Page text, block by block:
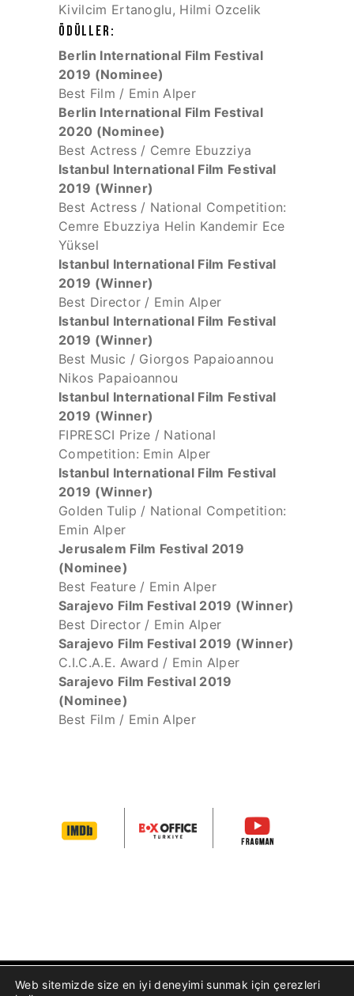
Kivilcim Ertanoglu, Hilmi Ozcelik
ÖDÜLLER:
Berlin International Film Festival
2019 (Nominee)
Best Film / Emin Alper
Berlin International Film Festival
2020 (Nominee)
Best Actress / Cemre Ebuzziya
Istanbul International Film Festival
2019 (Winner)
Best Actress / National Competition:
Cemre Ebuzziya Helin Kandemir Ece
Yüksel
Istanbul International Film Festival
2019 (Winner)
Best Director / Emin Alper
Istanbul International Film Festival
2019 (Winner)
Best Music / Giorgos Papaioannou
Nikos Papaioannou
Istanbul International Film Festival
2019 (Winner)
FIPRESCI Prize / National
Competition: Emin Alper
Istanbul International Film Festival
2019 (Winner)
Golden Tulip / National Competition:
Emin Alper
Jerusalem Film Festival 2019
(Nominee)
Best Feature / Emin Alper
Sarajevo Film Festival 2019 (Winner)
Best Director / Emin Alper
Sarajevo Film Festival 2019 (Winner)
C.I.C.A.E. Award / Emin Alper
Sarajevo Film Festival 2019
(Nominee)
Best Film / Emin Alper
Web sitemizde size en iyi deneyimi sunmak için çerezleri